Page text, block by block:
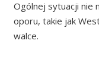
Ogólnej sytuacji nie
oporu, takie jak
walce.